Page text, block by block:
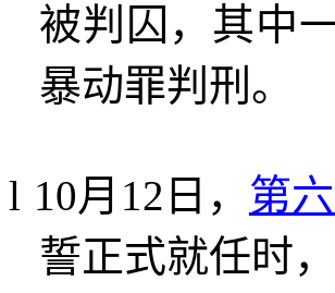
被判囚，其中
暴动罪判刑。
l 10月 12 日， 第
誓正式就任时